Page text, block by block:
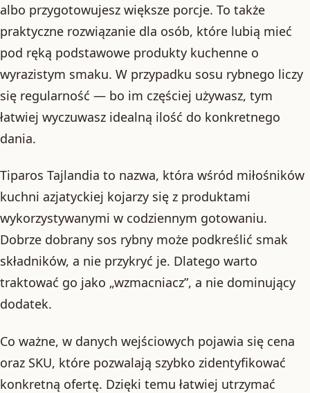
albo przygotowujesz większe porcje. To także
praktyczne rozwiązanie dla osób, które lubią mieć
pod ręką podstawowe produkty kuchenne o
wyrazistym smaku. W przypadku sosu rybnego liczy
się regularność — bo im częściej używasz, tym
łatwiej wyczuwasz idealną ilość do konkretnego
dania.
Tiparos Tajlandia to nazwa, która wśród miłośników
kuchni azjatyckiej kojarzy się z produktami
wykorzystywanymi w codziennym gotowaniu.
Dobrze dobrany sos rybny może podkreślić smak
składników, a nie przykryć je. Dlatego warto
traktować go jako „wzmacniacz”, a nie dominujący
dodatek.
Co ważne, w danych wejściowych pojawia się cena
oraz SKU, które pozwalają szybko zidentyfikować
konkretną ofertę. Dzięki temu łatwiej utrzymać